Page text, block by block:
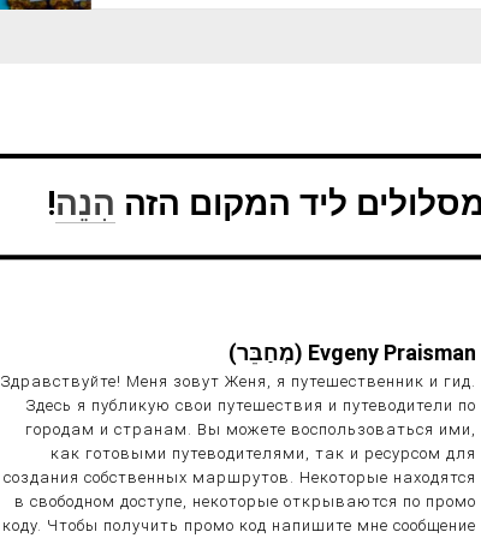
ליד המקום הזה הִנֵה!
Evgeny Praisman (מְחַבֵּר)
Здравствуйте! Меня зовут Женя, я путешественник и гид.
Здесь я публикую свои путешествия и путеводители по
городам и странам. Вы можете воспользоваться ими,
как готовыми путеводителями, так и ресурсом для
создания собственных маршрутов. Некоторые находятся
в свободном доступе, некоторые открываются по промо
коду. Чтобы получить промо код напишите мне сообщение